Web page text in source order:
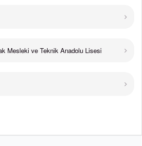
Mesleki ve Teknik Anadolu Lisesi